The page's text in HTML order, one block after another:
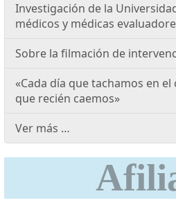
Investigación de la
médicos y médicas
Sobre la filmación de
«Cada día que tachamos en
que recién caemos»
Ver más …